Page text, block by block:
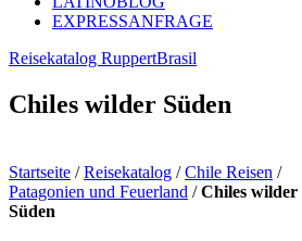
EXPRESSANFRAGE
Reisekatalog RuppertBrasil
Chiles wilder Süden
Startseite /Reisekatalog /Chile Reisen /
Patagonien und Feuerland /Chiles wilder
Süden